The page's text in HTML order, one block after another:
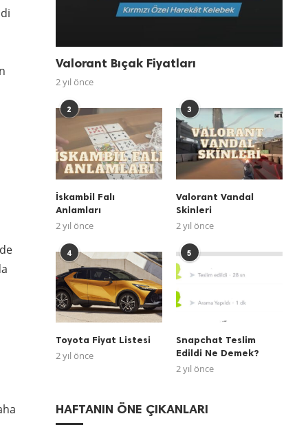
Valorant Bıçak Fiyatları
2 yıl önce
2
İskambil Falı
Anlamları
2 yıl önce
3
Valorant Vandal
Skinleri
2 yıl önce
4
Toyota Fiyat Listesi
2 yıl önce
5
Snapchat Teslim
Edildi Ne Demek?
2 yıl önce
HAFTANIN ÖNE ÇIKANLARI